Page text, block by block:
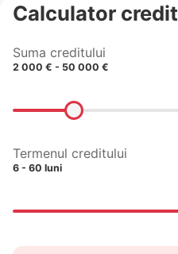
Calculator credit
Suma creditului
2 000 € - 50 000 €
Termenul creditului
6 - 60 luni